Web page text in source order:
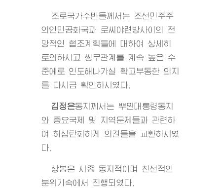
조로국가수반들께서는 조선민주주
의인민공화국과 로씨야련방사이의 전
망적인 협조계획들에 대하여 상세히
토의하시고 쌍무관계를 계속 높은 수
준에로 인도해나가실 확고부동한 의지
를 다시금 확인하시였다.
김정은동지 께서는 뿌찐대통령동지
와 중요국제 및 지역문제들과 관련하
여 허심탄회하게 의견들을 교환하시였
다.
상봉은 시종 동지적이며 친선적인
분위기속에서 진행되였다.